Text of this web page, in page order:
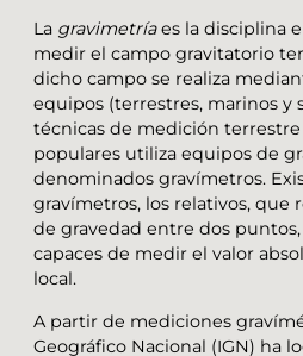
La gravimetríaes la disciplina
medir el campo gravitatorio
dicho campo se realiza
equipos (terrestres, marinos y
técnicas de medición
populares utiliza equipos de
denominados gravímetros.
gravímetros, los relativos, que
de gravedad entre dos puntos,
capaces de medir el valor
local.
A partir de mediciones
Geográfico Nacional (IGN) ha